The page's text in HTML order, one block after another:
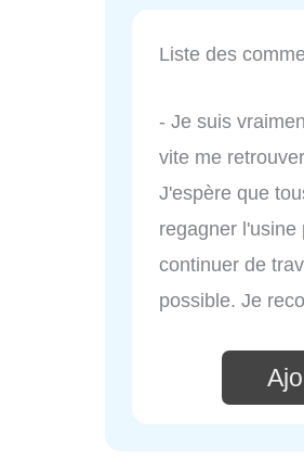
Liste des
- Je suis
vite me
J'espère que
regagner l'usine
continuer de
possible. Je